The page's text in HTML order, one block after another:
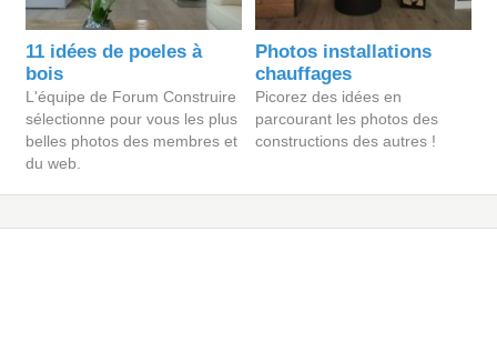
11 idées de poeles à
bois
L'équipe de Forum Construire
sélectionne pour vous les plus
belles photos des membres et
du web.
Photos installations
chauffages
Picorez des idées en
parcourant les photos des
constructions des autres !